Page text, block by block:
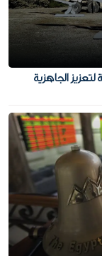
الجاهزية